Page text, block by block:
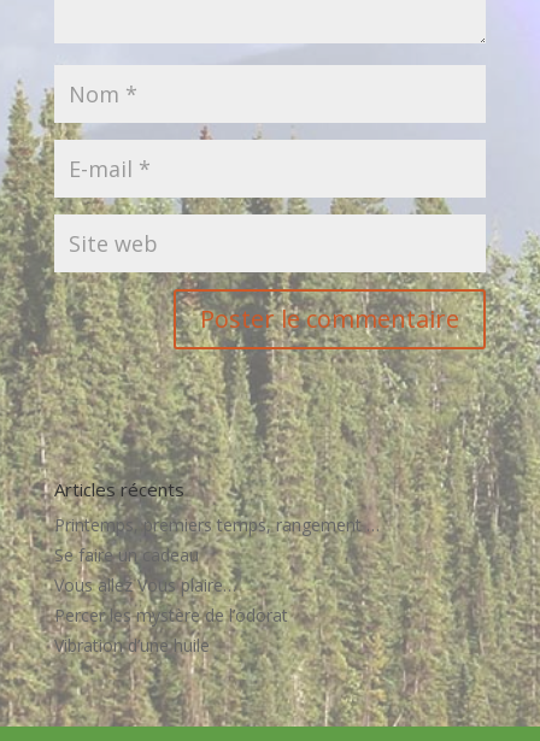
Articles récents
Printemps, premiers temps, rangement …
Se faire un cadeau
Vous allez Vous plaire…
Percer les mystère de l’odorat
Vibration d’une huile